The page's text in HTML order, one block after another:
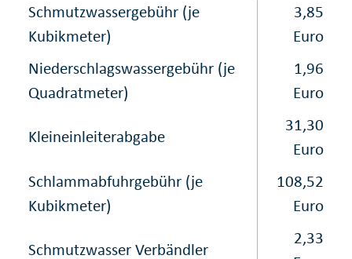
Schmutzwassergebühr (je
Kubikmeter)
3,85
Euro
Niederschlagswasser​gebühr (je
Quadratmeter)
1,96
Euro
Kleineinleiterabgabe
31,30
Euro
Schlammabfuhrgebühr (je
Kubikmeter)
108,52
Euro
Schmutzwasser Verbändler
2,33